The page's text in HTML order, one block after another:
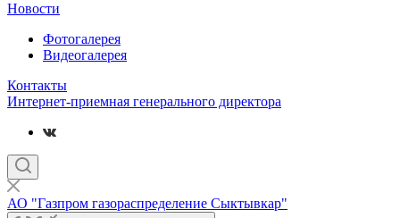
Новости
Фотогалерея
Видеогалерея
Контакты
Интернет-приемная генерального директора
АО "Газпром газораспределение Сыктывкар"